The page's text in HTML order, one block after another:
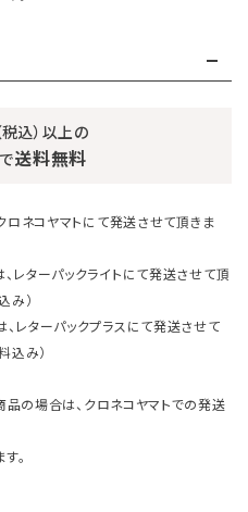
税込）以上の
送料無料
ネコヤマトにて発送させて頂きま
レターパックライトにて発送させて頂
み）
レターパックプラスにて発送させて
込み）
品の場合は、クロネコヤマトでの発送
。